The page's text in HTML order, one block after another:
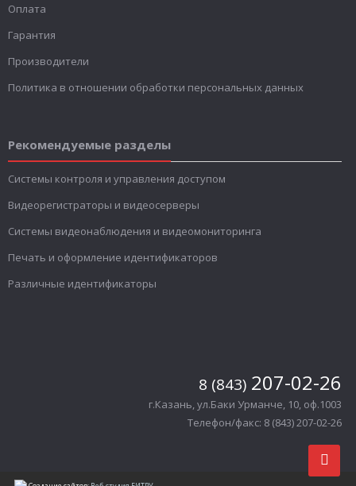
Оплата
Гарантия
Производители
Политика в отношении обработки персональных данных
Рекомендуемые разделы
Системы контроля и управления доступом
Видеорегистраторы и видеосерверы
Системы видеонаблюдения и видеомониторинга
Печать и оформление идентификаторов
Различные идентификаторы
8 (843) 207-02-26
г.Казань, ул.Баки Урманче, 10, оф.1003
Телефон/факс: 8 (843) 207-02-26